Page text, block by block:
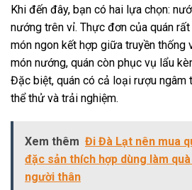
Khi đến đây, bạn có hai lựa chọn:
nướng trên vỉ. Thực đơn của quán
món ngon kết hợp giữa truyền thống
món nướng, quán còn phục vụ lẩu
Đặc biệt, quán có cả loại rượu ngâm
thể thử và trải nghiệm.
Xem thêm Đi Đà Lạt nên mua
đặc sản thích hợp dùng làm
người thân